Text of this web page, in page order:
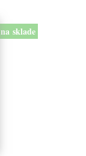
na sklade